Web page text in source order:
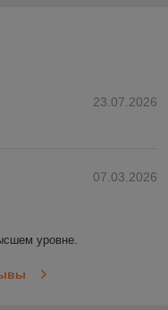
23.07.2026
07.03.2026
уровне.